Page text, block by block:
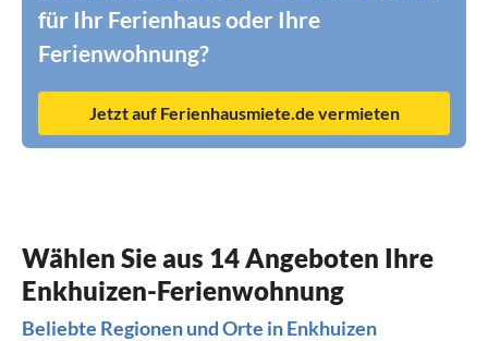
für Ihr Ferienhaus oder Ihre
Ferienwohnung?
Jetzt auf Ferienhausmiete.de vermieten
Wählen Sie aus 14 Angeboten Ihre
Enkhuizen-Ferienwohnung
Beliebte Regionen und Orte in Enkhuizen